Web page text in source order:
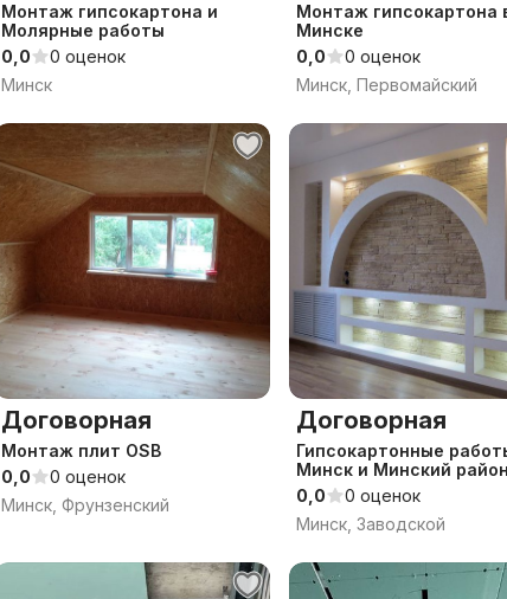
Монтаж гипсокартона и
Молярные работы
0,0
0 оценок
Минск
Монтаж гипсокартона
Минске
0,0
0 оценок
Минск, Первомайский
Договорная
Монтаж плит OSB
0,0
0 оценок
Минск, Фрунзенский
Договорная
Гипсокартонные
Минск и Минский район
0,0
0 оценок
Минск, Заводской